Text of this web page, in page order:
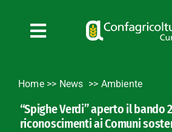
contenuto
Toggle
News
Home>> News Ambiente
“Spighe Verdi” aperto il bando
riconoscimenti ai Comuni